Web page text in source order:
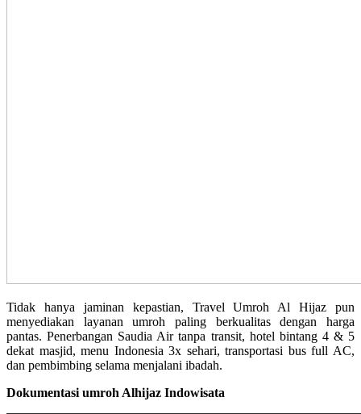
Tidak hanya jaminan kepastian, Travel Umroh Al Hijaz pun
menyediakan layanan umroh paling berkualitas dengan harga
pantas. Penerbangan Saudia Air tanpa transit, hotel bintang 4 & 5
dekat masjid, menu Indonesia 3x sehari, transportasi bus full AC,
dan pembimbing selama menjalani ibadah.
Dokumentasi umroh Alhijaz Indowisata